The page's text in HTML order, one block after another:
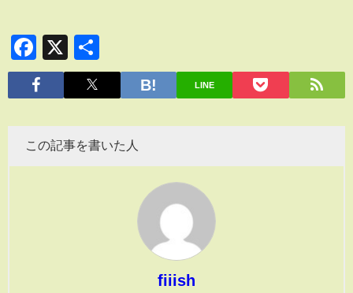
Facebook
X
有
LINE
この記事を書いた人
fiiish